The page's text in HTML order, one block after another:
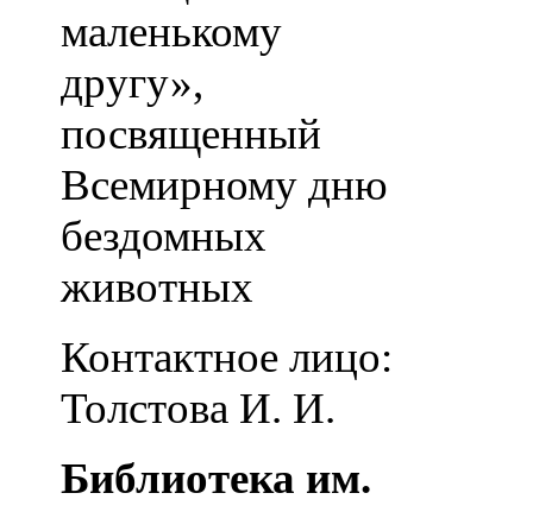
маленькому
другу»,
посвященный
Всемирному дню
бездомных
животных
Контактное лицо:
Толстова И. И.
Библиотека им.